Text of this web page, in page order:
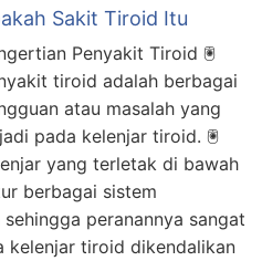
Sakit Tiroid Itu
Penyakit Tiroid 🖲
tiroid adalah berbagai
atau masalah yang
pada kelenjar tiroid. 🖲
yang terletak di bawah
berbagai sistem
peranannya sangat
kelenjar tiroid dikendalikan